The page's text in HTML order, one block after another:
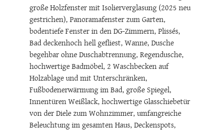
Grundsolide Massivbauweise, Gaszentralheizung,
große Holzfenster mit Isolierverglasung (2025 neu
gestrichen), Panoramafenster zum Garten,
bodentiefe Fenster in den DG-Zimmern, Plissés,
Bad deckenhoch hell gefliest, Wanne, Dusche
begehbar ohne Duschabtrennung, Regendusche,
hochwertige Badmöbel, 2 Waschbecken auf
Holzablage und mit Unterschränken,
Fußbodenerwärmung im Bad, große Spiegel,
Innentüren Weißlack, hochwertige Glasschiebetür
von der Diele zum Wohnzimmer, umfangreiche